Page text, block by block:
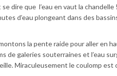
se dire que l’eau en vaut la
d’eau plongeant dans des
la pente raide pour aller en
de galeries souterraines et l’eau
Miraculeusement le coulomp est